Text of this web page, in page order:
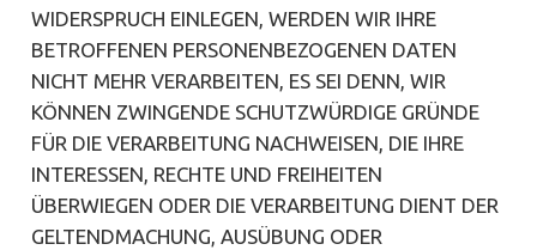
WIDERSPRUCH EINLEGEN, WERDEN WIR IHRE
BETROFFENEN PERSONENBEZOGENEN DATEN
NICHT MEHR VERARBEITEN, ES SEI DENN, WIR
KÖNNEN ZWINGENDE SCHUTZWÜRDIGE GRÜNDE
FÜR DIE VERARBEITUNG NACHWEISEN, DIE IHRE
INTERESSEN, RECHTE UND FREIHEITEN
ÜBERWIEGEN ODER DIE VERARBEITUNG DIENT DER
GELTENDMACHUNG, AUSÜBUNG ODER